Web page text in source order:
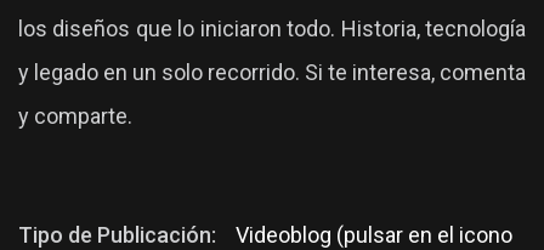
los diseños que lo iniciaron todo. Historia, tecnología
y legado en un solo recorrido. Si te interesa, comenta
y comparte.
Tipo de Publicación:
Videoblog (pulsar en el icono